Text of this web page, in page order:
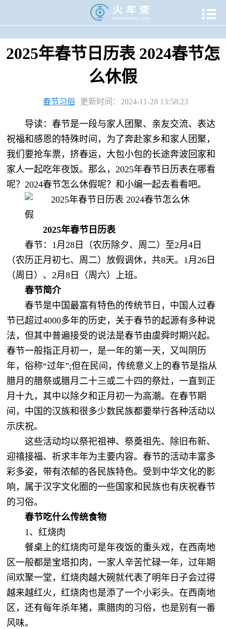

2025年春节日历表 2024春节怎
么休假
春节习俗 更新时间：2024-11-28 13:58:23
导读：春节是一段与家人团聚、亲友交流、表达
祝福和感恩的特殊时间，为了奔赴家乡和家人团聚，
我们要抢车票，挤春运，大包小包的长途奔波回家和
家人一起吃年夜饭。那么，2025年春节日历表在哪看
呢？2024春节怎么休假呢？和小编一起去看看吧。
2025年春节日历表
春节：1月28日（农历除夕、周二）至2月4日
（农历正月初七、周二）放假调休，共8天。1月26日
（周日）、2月8日（周六）上班。
春节简介
春节是中国最富有特色的传统节日，中国人过春
节已超过4000多年的历史，关于春节的起源有多种说
法，但其中普遍接受的说法是春节由虞舜时期兴起。
春节一般指正月初一，是一年的第一天，又叫阴历
年，俗称“过年”;但在民间，传统意义上的春节是指从
腊月的腊祭或腊月二十三或二十四的祭灶，一直到正
月十九，其中以除夕和正月初一为高潮。在春节期
间，中国的汉族和很多少数民族都要举行各种活动以
示庆祝。
这些活动均以祭祀祖神、祭奠祖先、除旧布新、
迎禧接福、祈求丰年为主要内容。春节的活动丰富多
彩多姿，带有浓郁的各民族特色。受到中华文化的影
响，属于汉字文化圈的一些国家和民族也有庆祝春节
的习俗。
春节吃什么传统食物
1、红烧肉
餐桌上的红烧肉可是年夜饭的重头戏，在西南地
区一般都是宝塔扣肉，一家人辛苦忙碌一年，过年期
间欢聚一堂，红烧肉越大碗就代表了明年日子会过得
越来越红火，红烧肉也是添了一个小彩头。在西南地
区，还有每年杀年猪，熏腊肉的习俗，也是别有一番
风味。